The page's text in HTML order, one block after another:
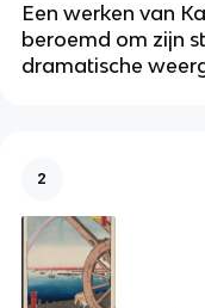
Een werken van
beroemd om zijn
dramatische
2